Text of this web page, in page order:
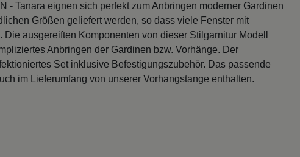
Tanara eignen sich perfekt zum Anbringen moderner Gardinen
Größen geliefert werden, so dass viele Fenster mit
ausgereiften Komponenten von dieser Stilgarnitur Modell
Anbringen der Gardinen bzw. Vorhänge. Der
Set inklusive Befestigungszubehör. Das passende
im Lieferumfang von unserer Vorhangstange enthalten.